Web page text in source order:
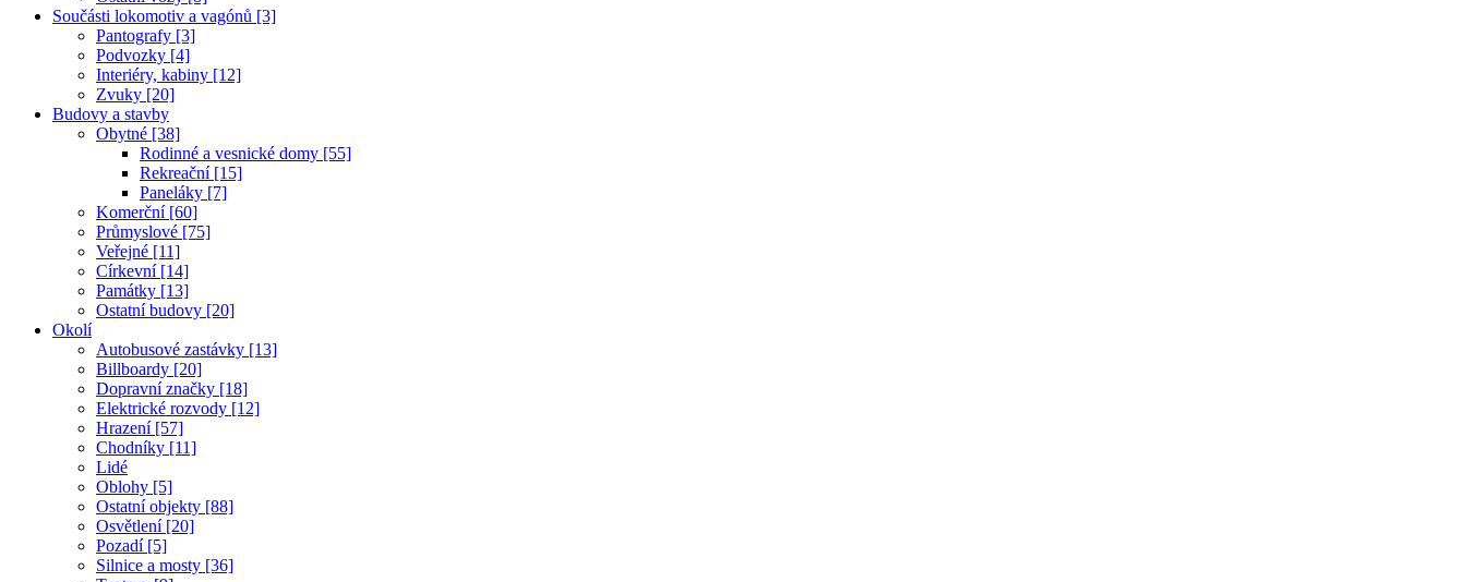
Součásti lokomotiv a vagónů [3]
Pantografy [3]
Podvozky [4]
Interiéry, kabiny [12]
Zvuky [20]
Budovy a stavby
Obytné [38]
Rodinné a vesnické domy [55]
Rekreační [15]
Paneláky [7]
Komerční [60]
Průmyslové [75]
Veřejné [11]
Církevní [14]
Památky [13]
Ostatní budovy [20]
Okolí
Autobusové zastávky [13]
Billboardy [20]
Dopravní značky [18]
Elektrické rozvody [12]
Hrazení [57]
Chodníky [11]
Lidé
Oblohy [5]
Ostatní objekty [88]
Osvětlení [20]
Pozadí [5]
Silnice a mosty [36]